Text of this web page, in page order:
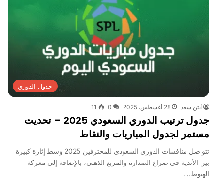
جدول الدوري
أيتن سعد 28 أغسطس، 2025 0
11
جدول ترتيب الدوري السعودي 2025 – تحديث
مستمر لجدول المباريات والنقاط
تتواصل منافسات الدوري السعودي للمحترفين 2025 وسط إثارة كبيرة
بين الأندية في صراع الصدارة والمربع الذهبي، بالإضافة إلى معركة
الهبوط.…